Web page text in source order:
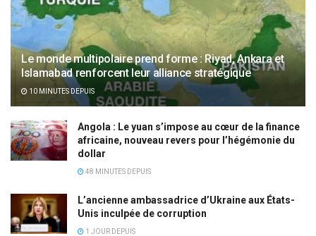
Le monde multipolaire prend forme : Riyad, Ankara et
Islamabad renforcent leur alliance stratégique
10 MINUTES DEPUIS
Angola : Le yuan s’impose au cœur de la finance
africaine, nouveau revers pour l’hégémonie du
dollar
48 MINUTES DEPUIS
L’ancienne ambassadrice d’Ukraine aux États-
Unis inculpée de corruption
1 JOUR DEPUIS